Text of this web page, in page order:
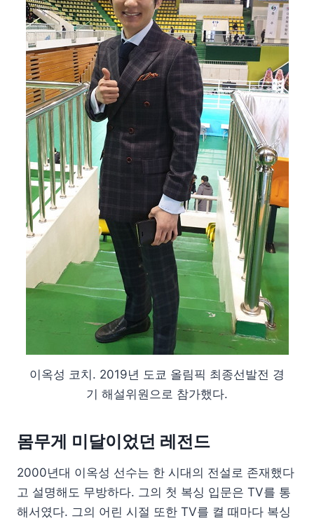
이옥성 코치. 2019년 도쿄 올림픽 최종선발전 경
기 해설위원으로 참가했다.
몸무게 미달이었던 레전드
2000년대 이옥성 선수는 한 시대의 전설로 존재했다
고 설명해도 무방하다. 그의 첫 복싱 입문은 TV를 통
해서였다. 그의 어린 시절 또한 TV를 켤 때마다 복싱